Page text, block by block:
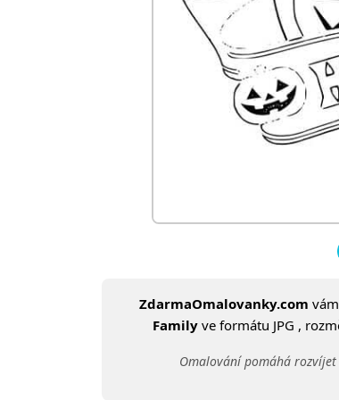
ZdarmaOmalovanky.com
Family ve formátu JPG ,
Omalování pomáhá